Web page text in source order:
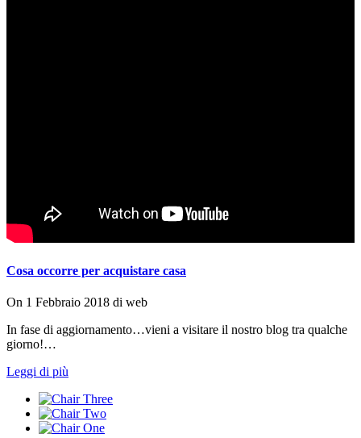
Cosa occorre per acquistare casa
On 1 Febbraio 2018 di web
In fase di aggiornamento…vieni a visitare il nostro blog tra qualche
giorno!…
Leggi di più